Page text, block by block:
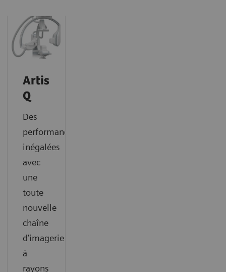
Artis
Q
Des
performances
inégalées
avec
une
toute
nouvelle
chaîne
d’imagerie
à
rayons